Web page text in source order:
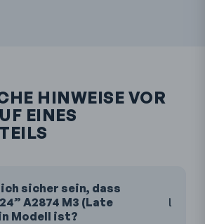
HINWEISE VOR
EINES
ich sicher sein, dass
A2874 M3 (Late
Modell ist?